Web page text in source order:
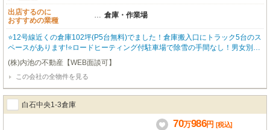
出店するのに
おすすめの業種
… 倉庫・作業場
⭐12号線近くの倉庫102坪(P5台無料)でました！倉庫搬入口にトラック5台のス
ペースがあります!⭐ロードヒーティング付駐車場で除雪の手間なし！男女別ト
イレ・セキュリティー完備⭐定借3年満期後の再契約はご相談可。
(株)内池の不動産【WEB面談可】
この会社の全物件を見る
白石中央1-3倉庫
70万986円 [税込]